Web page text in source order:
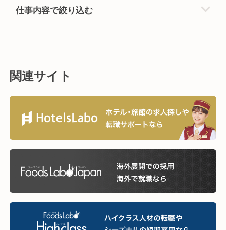
仕事内容で絞り込む
関連サイト